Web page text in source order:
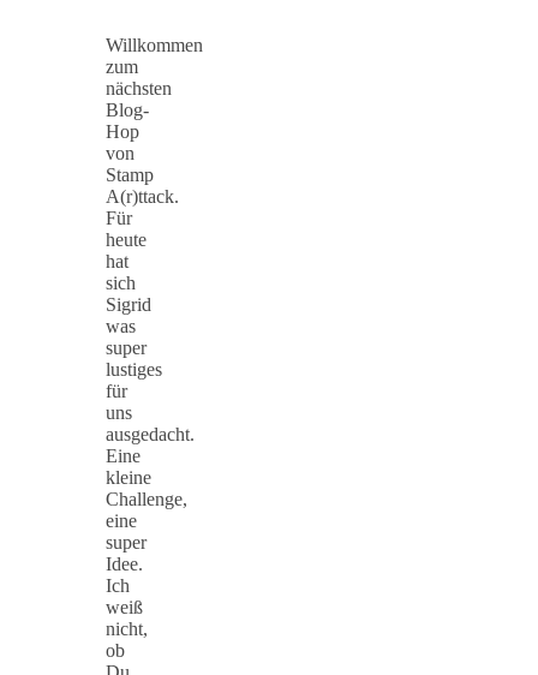
Willkommen
zum
nächsten
Blog-
Hop
von
Stamp
A(r)ttack.
Für
heute
hat
sich
Sigrid
was
super
lustiges
für
uns
ausgedacht.
Eine
kleine
Challenge,
eine
super
Idee.
Ich
weiß
nicht,
ob